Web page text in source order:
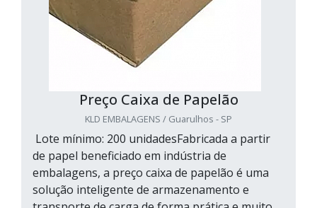
Preço Caixa de Papelão
KLD EMBALAGENS / Guarulhos - SP
Lote mínimo: 200 unidadesFabricada a partir
de papel beneficiado em indústria de
embalagens, a preço caixa de papelão é uma
solução inteligente de armazenamento e